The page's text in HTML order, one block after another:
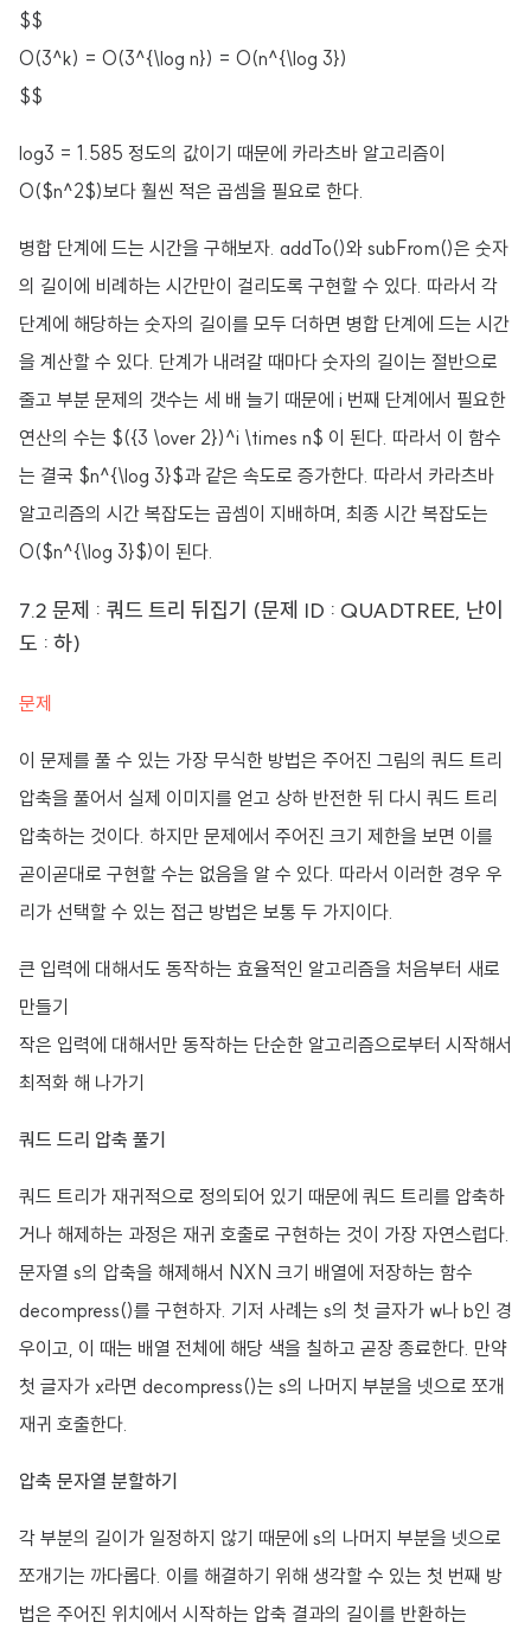
$$
O(3^k) = O(3^{\log n}) = O(n^{\log 3})
$$
log3 = 1.585 정도의 값이기 때문에 카라츠바 알고리즘이
O($n^2$)보다 훨씬 적은 곱셈을 필요로 한다.
병합 단계에 드는 시간을 구해보자. addTo()와 subFrom()은 숫자
의 길이에 비례하는 시간만이 걸리도록 구현할 수 있다. 따라서 각
단계에 해당하는 숫자의 길이를 모두 더하면 병합 단계에 드는 시간
을 계산할 수 있다. 단계가 내려갈 때마다 숫자의 길이는 절반으로
줄고 부분 문제의 갯수는 세 배 늘기 때문에 i 번째 단계에서 필요한
연산의 수는 $({3 \over 2})^i \times n$ 이 된다. 따라서 이 함수
는 결국 $n^{\log 3}$과 같은 속도로 증가한다. 따라서 카라츠바
알고리즘의 시간 복잡도는 곱셈이 지배하며, 최종 시간 복잡도는
O($n^{\log 3}$)이 된다.
7.2 문제 : 쿼드 트리 뒤집기 (문제 ID : QUADTREE, 난이
도 : 하)
문제
이 문제를 풀 수 있는 가장 무식한 방법은 주어진 그림의 쿼드 트리
압축을 풀어서 실제 이미지를 얻고 상하 반전한 뒤 다시 쿼드 트리
압축하는 것이다. 하지만 문제에서 주어진 크기 제한을 보면 이를
곧이곧대로 구현할 수는 없음을 알 수 있다. 따라서 이러한 경우 우
리가 선택할 수 있는 접근 방법은 보통 두 가지이다.
큰 입력에 대해서도 동작하는 효율적인 알고리즘을 처음부터 새로
만들기
작은 입력에 대해서만 동작하는 단순한 알고리즘으로부터 시작해서
최적화 해 나가기
쿼드 드리 압축 풀기
쿼드 트리가 재귀적으로 정의되어 있기 때문에 쿼드 트리를 압축하
거나 해제하는 과정은 재귀 호출로 구현하는 것이 가장 자연스럽다.
문자열 s의 압축을 해제해서 NXN 크기 배열에 저장하는 함수
decompress()를 구현하자. 기저 사례는 s의 첫 글자가 w나 b인 경
우이고, 이 때는 배열 전체에 해당 색을 칠하고 곧장 종료한다. 만약
첫 글자가 x라면 decompress()는 s의 나머지 부분을 넷으로 쪼개
재귀 호출한다.
압축 문자열 분할하기
각 부분의 길이가 일정하지 않기 때문에 s의 나머지 부분을 넷으로
쪼개기는 까다롭다. 이를 해결하기 위해 생각할 수 있는 첫 번째 방
법은 주어진 위치에서 시작하는 압축 결과의 길이를 반환하는